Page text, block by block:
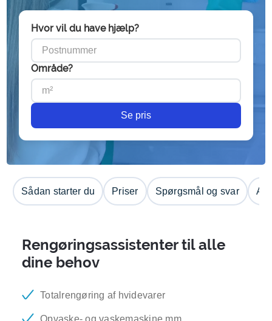
Hvor vil du have hjælp?
Område?
Se pris
Sådan starter du Priser Spørgsmål og svar
Rengøringsassistenter til alle
dine behov
Totalrengøring af hvidevarer
Opvaske- og vaskemaskine mm.